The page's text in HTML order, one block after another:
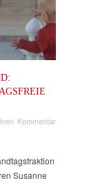
Kommentar
Susanne